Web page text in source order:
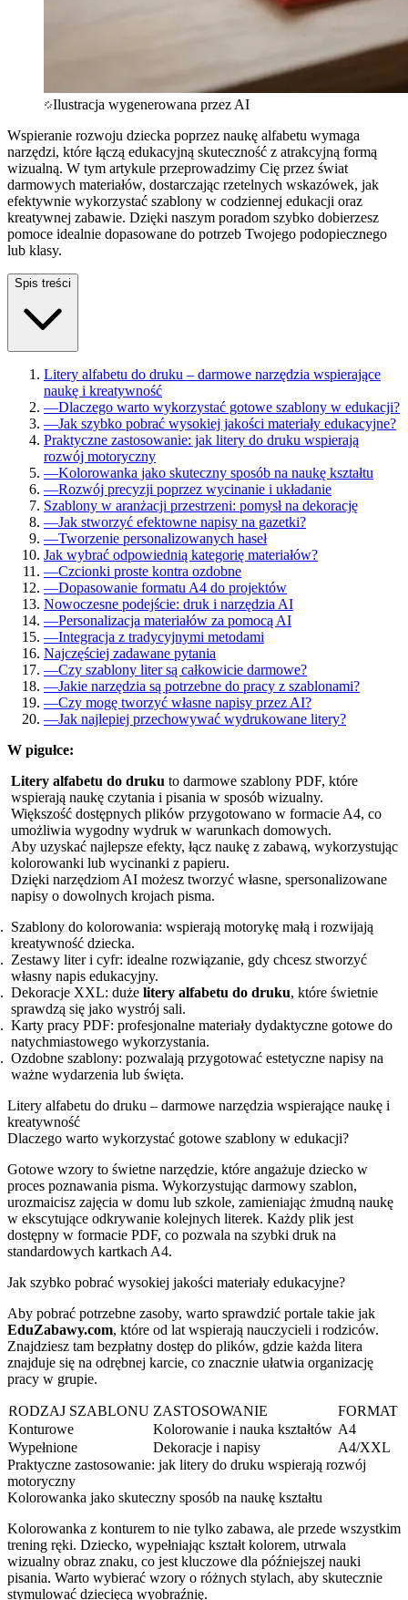
Ilustracja wygenerowana przez AI
Wspieranie rozwoju dziecka poprzez naukę alfabetu wymaga
narzędzi, które łączą edukacyjną skuteczność z atrakcyjną formą
wizualną. W tym artykule przeprowadzimy Cię przez świat
darmowych materiałów, dostarczając rzetelnych wskazówek, jak
efektywnie wykorzystać szablony w codziennej edukacji oraz
kreatywnej zabawie. Dzięki naszym poradom szybko dobierzesz
pomoce idealnie dopasowane do potrzeb Twojego podopiecznego
lub klasy.
Spis treści
Litery alfabetu do druku – darmowe narzędzia wspierające
naukę i kreatywność
—Dlaczego warto wykorzystać gotowe szablony w edukacji?
—Jak szybko pobrać wysokiej jakości materiały edukacyjne?
Praktyczne zastosowanie: jak litery do druku wspierają
rozwój motoryczny
—Kolorowanka jako skuteczny sposób na naukę kształtu
—Rozwój precyzji poprzez wycinanie i układanie
Szablony w aranżacji przestrzeni: pomysł na dekorację
—Jak stworzyć efektowne napisy na gazetki?
—Tworzenie personalizowanych haseł
Jak wybrać odpowiednią kategorię materiałów?
—Czcionki proste kontra ozdobne
—Dopasowanie formatu A4 do projektów
Nowoczesne podejście: druk i narzędzia AI
—Personalizacja materiałów za pomocą AI
—Integracja z tradycyjnymi metodami
Najczęściej zadawane pytania
—Czy szablony liter są całkowicie darmowe?
—Jakie narzędzia są potrzebne do pracy z szablonami?
—Czy mogę tworzyć własne napisy przez AI?
—Jak najlepiej przechowywać wydrukowane litery?
W pigułce:
Litery alfabetu do druku to darmowe szablony PDF, które
wspierają naukę czytania i pisania w sposób wizualny.
Większość dostępnych plików przygotowano w formacie A4, co
umożliwia wygodny wydruk w warunkach domowych.
Aby uzyskać najlepsze efekty, łącz naukę z zabawą, wykorzystując
kolorowanki lub wycinanki z papieru.
Dzięki narzędziom AI możesz tworzyć własne, spersonalizowane
napisy o dowolnych krojach pisma.
Szablony do kolorowania: wspierają motorykę małą i rozwijają
kreatywność dziecka.
Zestawy liter i cyfr: idealne rozwiązanie, gdy chcesz stworzyć
własny napis edukacyjny.
Dekoracje XXL: duże litery alfabetu do druku, które świetnie
sprawdzą się jako wystrój sali.
Karty pracy PDF: profesjonalne materiały dydaktyczne gotowe do
natychmiastowego wykorzystania.
Ozdobne szablony: pozwalają przygotować estetyczne napisy na
ważne wydarzenia lub święta.
Litery alfabetu do druku – darmowe narzędzia wspierające naukę i
kreatywność
Dlaczego warto wykorzystać gotowe szablony w edukacji?
Gotowe wzory to świetne narzędzie, które angażuje dziecko w
proces poznawania pisma. Wykorzystując darmowy szablon,
urozmaicisz zajęcia w domu lub szkole, zamieniając żmudną naukę
w ekscytujące odkrywanie kolejnych literek. Każdy plik jest
dostępny w formacie PDF, co pozwala na szybki druk na
standardowych kartkach A4.
Jak szybko pobrać wysokiej jakości materiały edukacyjne?
Aby pobrać potrzebne zasoby, warto sprawdzić portale takie jak
EduZabawy.com, które od lat wspierają nauczycieli i rodziców.
Znajdziesz tam bezpłatny dostęp do plików, gdzie każda litera
znajduje się na odrębnej karcie, co znacznie ułatwia organizację
pracy w grupie.
RODZAJ SZABLONU ZASTOSOWANIE
FORMAT
Konturowe
Kolorowanie i nauka kształtów A4
Wypełnione
Dekoracje i napisy
A4/XXL
Praktyczne zastosowanie: jak litery do druku wspierają rozwój
motoryczny
Kolorowanka jako skuteczny sposób na naukę kształtu
Kolorowanka z konturem to nie tylko zabawa, ale przede wszystkim
trening ręki. Dziecko, wypełniając kształt kolorem, utrwala
wizualny obraz znaku, co jest kluczowe dla późniejszej nauki
pisania. Warto wybierać wzory o różnych stylach, aby skutecznie
stymulować dziecięcą wyobraźnię.